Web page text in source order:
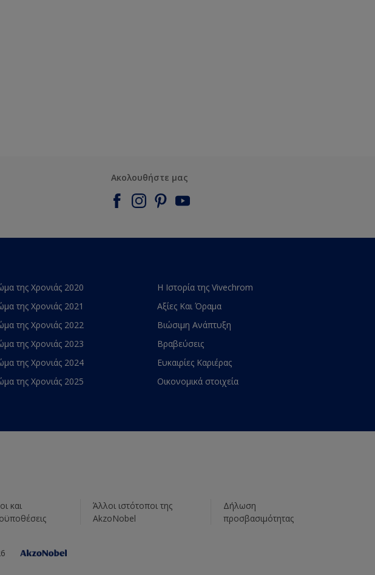
Ακολουθήστε μας
της Χρονιάς 2020
της Χρονιάς 2021
της Χρονιάς 2022
της Χρονιάς 2023
της Χρονιάς 2024
της Χρονιάς 2025
Η Ιστορία της Vivechrom
Αξίες Και Όραμα
Βιώσιμη Ανάπτυξη
Βραβεύσεις
Ευκαιρίες Καριέρας
Οικονομικά στοιχεία
και
Άλλοι ιστότοποι της
AkzoNobel
Δήλωση
προσβασιμότητας